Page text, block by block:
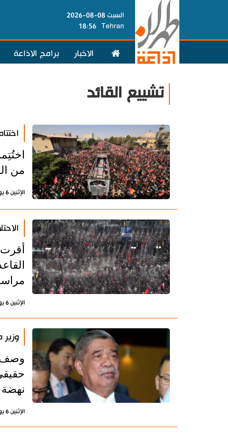
السبت 08-08-2026
Tehran
18:56
الاخبار برامج الاذاعة
تشييع القائد
من
الإثنين 6 يوليو 2026 - 19:41 بتوقيت طهران
أقرت
الإثنين 6 يوليو 2026 - 17:44 بتوقيت طهران
وزير
وصف
الإثنين 6 يوليو 2026 - 16:40 بتوقيت طهران